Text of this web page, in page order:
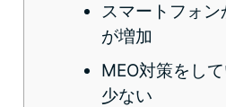
スマートフォン
が増加
MEO対策をし
少ない